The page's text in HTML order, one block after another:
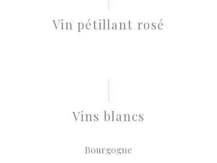
Vin pétillant rosé
Vins blancs
Bourgogne